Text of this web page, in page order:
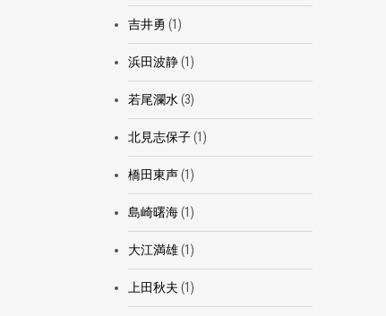
吉井勇 (1)
浜田波静(1)
若尾瀾水 (3)
北見志保子(1)
橋田東声(1)
島崎曙海(1)
大江満雄(1)
上田秋夫 (1)